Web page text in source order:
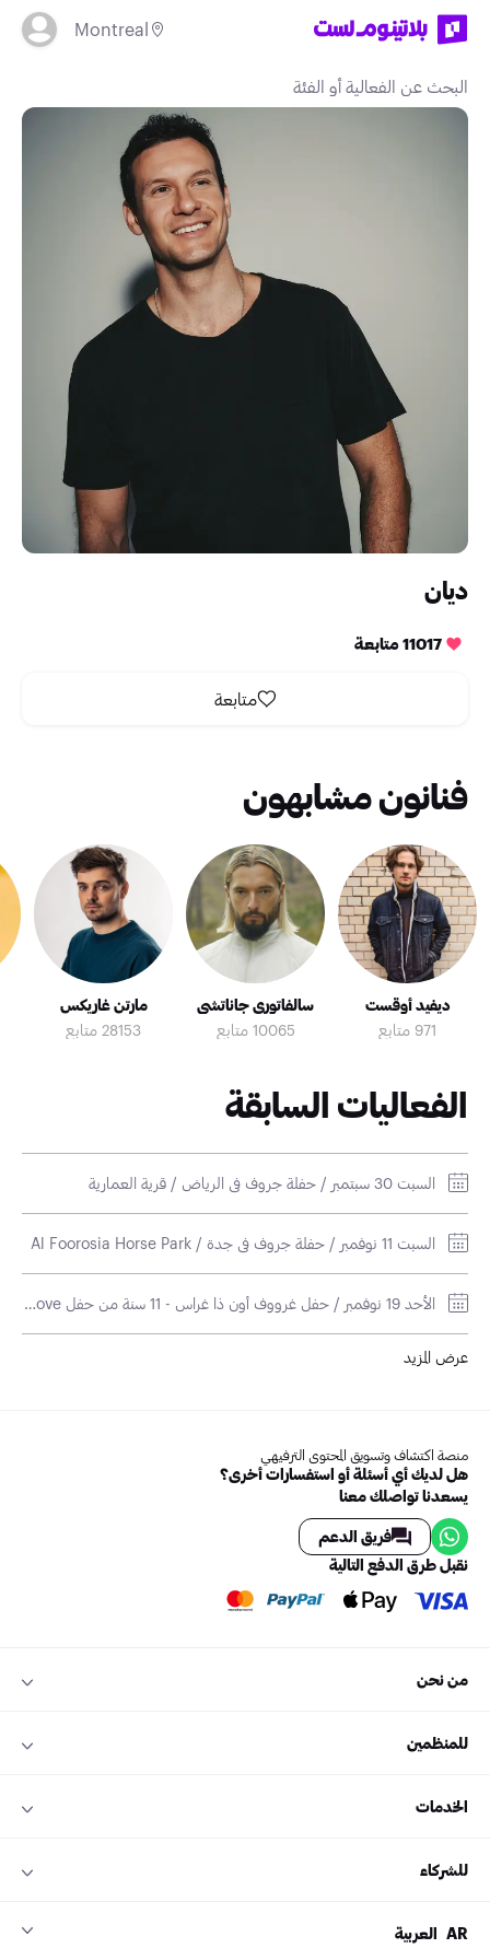
Montreal
ديان
متابعة
فنانون مشابهون
ديفيد أوقست
971 متابع
سالفاتوري جاناتشي
10065 متابع
مارتن غاريكس
28153 متابع
الفعاليات السابقة
السبت 30 سبتمبر / حفلة جروف في الرياض / قرية العمارية
السبت 11 نوفمبر / حفلة جروف في جدة / Al Foorosia Horse Park
الأحد 19 نوفمبر / حفل غرووف أون ذا غراس - 11 سنة من حفل Groove في دبي / نادي الإمارات للغولف
عرض المزيد
منصة اكتشاف وتسويق المحتوى الترفيهي
هل لديك أي أسئلة أو استفسارات أخرى؟
يسعدنا تواصلك معنا
فريق الدعم
نقبل طرق الدفع التالية
من نحن
للمنظمين
الخدمات
للشركاء
AR العربية